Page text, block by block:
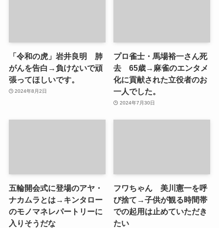
「令和の虎」岩井良明 肺
がんを告白→負けないで頑
張ってほしいです。
2024年8月2日
プロ雀士・馬場裕一さん死
去 65歳→麻雀のエンタメ
化に貢献された立役者のお
一人でした。
2024年7月30日
五輪開会式に登場のアヤ・
ナカムラとは→キンタロー
のモノマネレパートリーに
入りそうだな
フワちゃん 美川憲一を呼
び捨て→子供が観る時間帯
での起用は止めていただき
たい